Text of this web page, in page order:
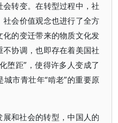
转变。在转型过程中，社
会价值观念也进行了全方
的变迁带来的物质文化发
协调，也即存在着美国社
堕距”，使得许多人变成了
市青壮年“啃老”的重要原
和社会的转型，中国人的